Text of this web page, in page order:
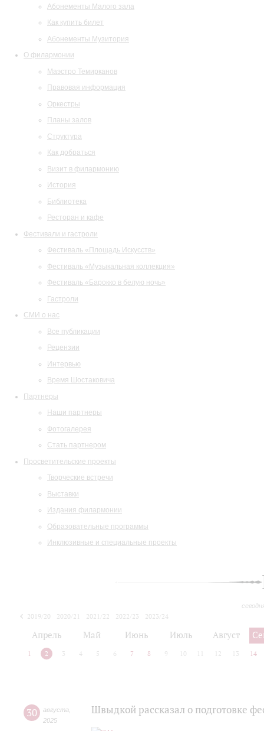
Абонементы Малого зала
Как купить билет
Абонементы Музитория
О филармонии
Маэстро Темирканов
Правовая информация
Оркестры
Планы залов
Структура
Как добраться
Визит в филармонию
История
Библиотека
Ресторан и кафе
Фестивали и гастроли
Фестиваль «Площадь Искусств»
Фестиваль «Музыкальная коллекция»
Фестиваль «Барокко в белую ночь»
Гастроли
СМИ о нас
Все публикации
Рецензии
Интервью
Время Шостаковича
Партнеры
Наши партнеры
Фотогалерея
Стать партнером
Просветительские проекты
Творческие встречи
Выставки
Издания филармонии
Образовательные программы
Инклюзивные и специальные проекты
2019/20 2020/21 2021/22 2022/23
2023/24
Апрель Май Июнь Июль Август
1 2 3 4 5 6 7 8 9 10 12 13 14
30 августа
2025
Швыдкой рассказал о подготовке